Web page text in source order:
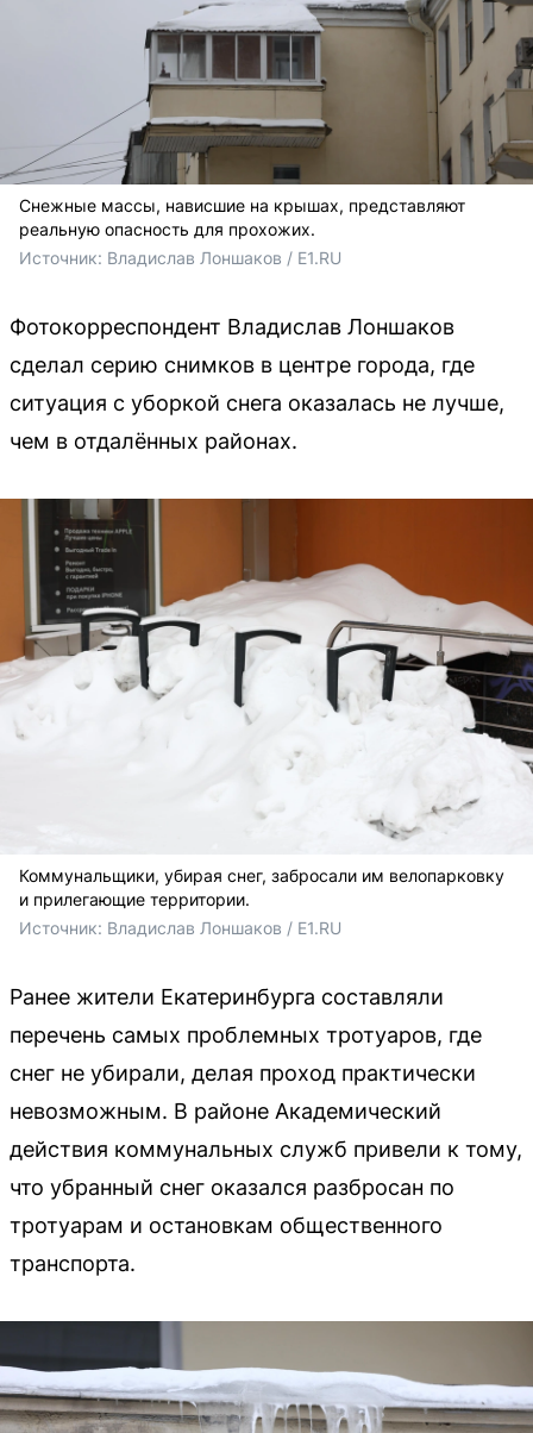
Снежные массы, нависшие на крышах, представляют
реальную опасность для прохожих.
Источник: Владислав Лоншаков / E1.RU
Фотокорреспондент Владислав Лоншаков
сделал серию снимков в центре города, где
ситуация с уборкой снега оказалась не лучше,
чем в отдалённых районах.
Коммунальщики, убирая снег, забросали им велопарковку
и прилегающие территории.
Источник: Владислав Лоншаков / E1.RU
Ранее жители Екатеринбурга составляли
перечень самых проблемных тротуаров, где
снег не убирали, делая проход практически
невозможным. В районе Академический
действия коммунальных служб привели к тому,
что убранный снег оказался разбросан по
тротуарам и остановкам общественного
транспорта.